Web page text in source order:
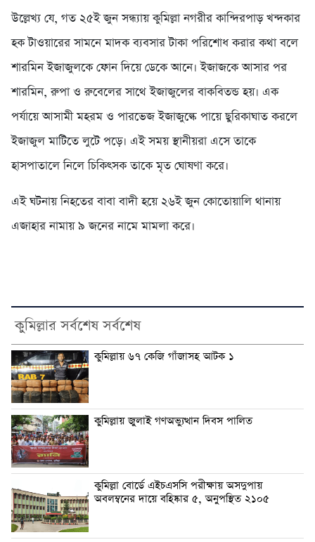
উল্লেখ্য যে, গত ২৫ই জুন সন্ধ্যায় কুমিল্লা নগরীর কান্দিরপাড় খন্দকার
হক টাওয়ারের সামনে মাদক ব্যবসার টাকা পরিশোধ করার কথা বলে
শারমিন ইজাজুলকে ফোন দিয়ে ডেকে আনে। ইজাজকে আসার পর
শারমিন, রুপা ও রুবেলের সাথে ইজাজুলের বাকবিতন্ড হয়। এক
পর্যায়ে আসামী মহরম ও পারভেজ ইজাজুল্কে পায়ে ছুরিকাঘাত করলে
ইজাজুল মাটিতে লুটে পড়ে। এই সময় স্থানীয়রা এসে তাকে
হাসপাতালে নিলে চিকিৎসক তাকে মৃত ঘোষণা করে।
এই ঘটনায় নিহতের বাবা বাদী হয়ে ২৬ই জুন কোতোয়ালি থানায়
এজাহার নামায় ৯ জনের নামে মামলা করে।
কুমিল্লার সর্বশেষ সর্বশেষ
কুমিল্লায় ৬৭ কেজি গাঁজাসহ আটক ১
কুমিল্লায় জুলাই গণঅভ্যুত্থান দিবস পালিত
কুমিল্লা বোর্ডে এইচএসসি পরীক্ষায় অসদুপায়
অবলম্বনের দায়ে বহিষ্কার ৫, অনুপস্থিত ২১০৫